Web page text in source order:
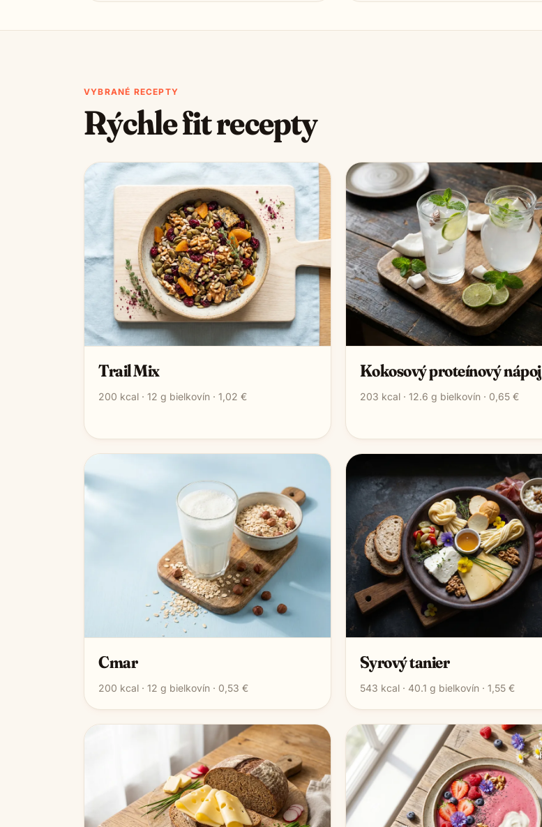
VYBRANÉ RECEPTY
Rýchle fit recepty
Trail Mix
200 kcal · 12 g bielkovín · 1,02 €
Kokosový proteínový nápoj
203 kcal · 12.6 g bielkovín · 0,65 €
Cmar
200 kcal · 12 g bielkovín · 0,53 €
Syrový tanier
543 kcal · 40.1 g bielkovín · 1,55 €